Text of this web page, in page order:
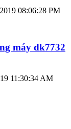
08:06:28 PM
máy dk7732
11:30:34 AM